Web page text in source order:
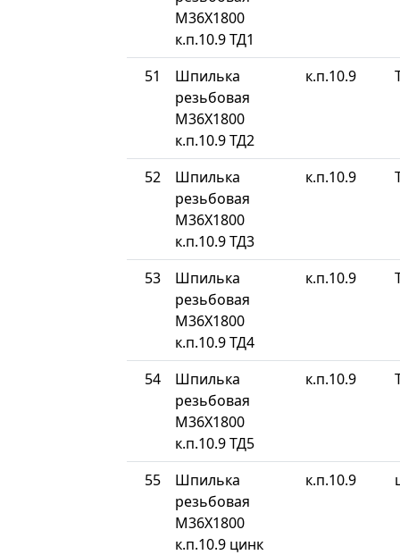
М36Х1800
к.п.10.9 ТД1
51
Шпилька
резьбовая
М36Х1800
к.п.10.9 ТД2
к.п.10.9
52
Шпилька
резьбовая
М36Х1800
к.п.10.9 ТД3
к.п.10.9
53
Шпилька
резьбовая
М36Х1800
к.п.10.9 ТД4
к.п.10.9
54
Шпилька
резьбовая
М36Х1800
к.п.10.9 ТД5
к.п.10.9
55
Шпилька
резьбовая
М36Х1800
к.п.10.9 цинк
к.п.10.9